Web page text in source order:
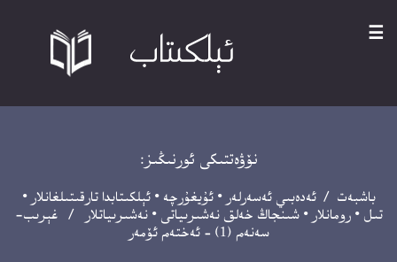
☰
نۆۋەتتىكى ئورنىڭىز:
باشبەت /ئەدەبىي ئەسەرلەر •ئۇيغۇرچە •ئېلكىتابدا تارقىتىلغانلار •
تىل •رومانلار •شىنجاڭ خەلق نەشىرىياتى •نەشىرىياتلار
/ غېرىب-
سەنەم (1) – ئەختەم ئۆمەر